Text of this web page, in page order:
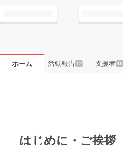
ホーム 活動報告12 支援者46
はじめに・ご挨拶